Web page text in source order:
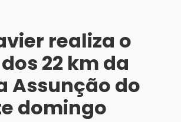
realiza o
22 km da
Assunção do
domingo